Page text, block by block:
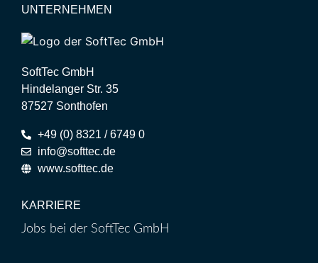
UNTERNEHMEN
SoftTec GmbH
Hindelanger Str. 35
87527 Sonthofen
+49 (0) 8321 / 6749 0
info@softtec.de
www.softtec.de
KARRIERE
Jobs bei der SoftTec GmbH